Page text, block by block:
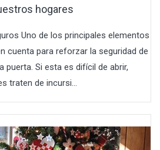
hogares
Uno de los principales elementos
cuenta para reforzar la seguridad de
puerta. Si esta es difícil de abrir,
traten de incursi...